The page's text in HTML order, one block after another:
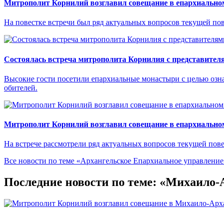
Митрополит Корнилий возглавил совещание в
На повестке встречи был ряд актуальных вопросов текущей
Состоялась встреча митрополита Корнилия с
Высокие гости посетили епархиальные монастыри с целью
обителей.
Митрополит Корнилий возглавил совещание в
На встрече рассмотрели ряд актуальных вопросов текущей
Все новости по теме «Архангельское Епархиальное
Последние новости по теме: